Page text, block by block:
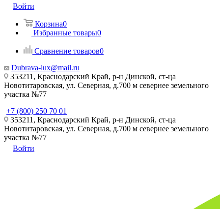
Войти
Корзина0
Избранные товары0
Сравнение товаров0
Dubrava-lux@mail.ru
353211, Краснодарский Край, р-н Динской, ст-ца
Новотитаровская, ул. Северная, д.700 м севернее земельного
участка №77
+7 (800) 250 70 01
353211, Краснодарский Край, р-н Динской, ст-ца
Новотитаровская, ул. Северная, д.700 м севернее земельного
участка №77
Войти